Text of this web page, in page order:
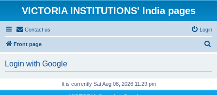
VICTORIA INSTITUTIONS' India pages
Contact us Login
Front page
c
Login with Google
It is currently Sat Aug 08, 2026 11:29 pm